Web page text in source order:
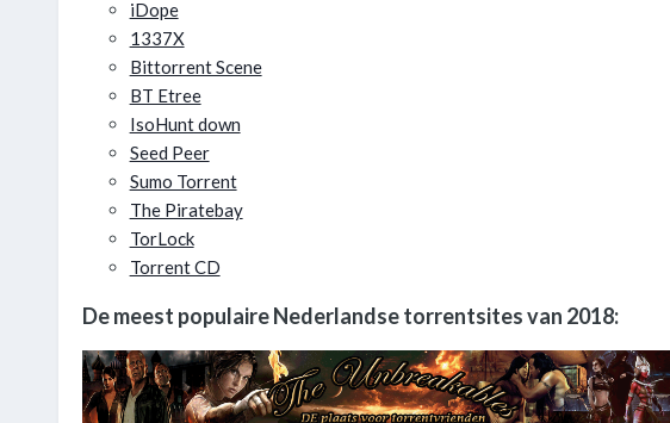
iDope
1337X
Bittorrent Scene
BT Etree
IsoHunt down
Seed Peer
Sumo Torrent
The Piratebay
TorLock
Torrent CD
De meest populaire Nederlandse torrentsites van 2018: